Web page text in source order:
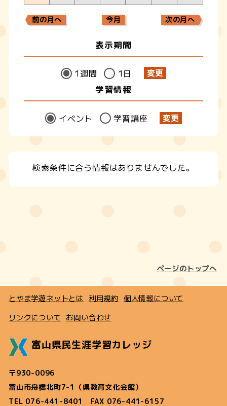
前の月へ 今月 次の月へ
表示期間
1週間 1日
学習情報
イベント 学習講座
検索条件に合う情報はありませんでした。
ページのトップへ
とやま学遊ネットとは 利用規約 個人情報について
リンクについて お問い合わせ
富山県民生涯学習カレッジ
〒930-0096
富山市舟橋北町7-1（県教育文化会館）
TEL 076-441-8401 FAX 076-441-6157